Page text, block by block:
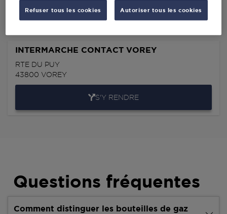
INTERMARCHE CONTACT VOREY
RTE DU PUY
43800 VOREY
S'Y RENDRE
Questions fréquentes
Comment distinguer les bouteilles de gaz
Refuser tous les cookies Autoriser tous les cookies